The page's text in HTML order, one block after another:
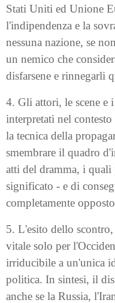
Stati Uniti ed Unione
l'indipendenza e la
nessuna nazione, se
un nemico che
disfarsene e rinnegarli
4. Gli attori, le scene e
interpretati nel
la tecnica della
smembrare il quadro
atti del dramma, i quali
significato - e di
completamente
5. L'esito dello
vitale solo per
irriducibile a un'unica
politica. In sintesi, il
anche se la Russia,